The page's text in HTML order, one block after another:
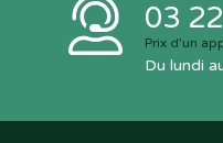
03
Prix d’un
Du lundi